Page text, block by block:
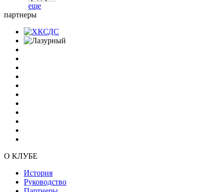
еще
партнеры
О КЛУБЕ
История
Руководство